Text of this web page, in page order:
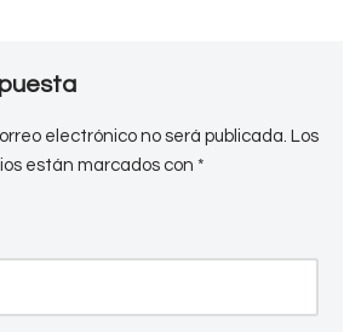
electrónico no será publicada. Los
están marcados con *